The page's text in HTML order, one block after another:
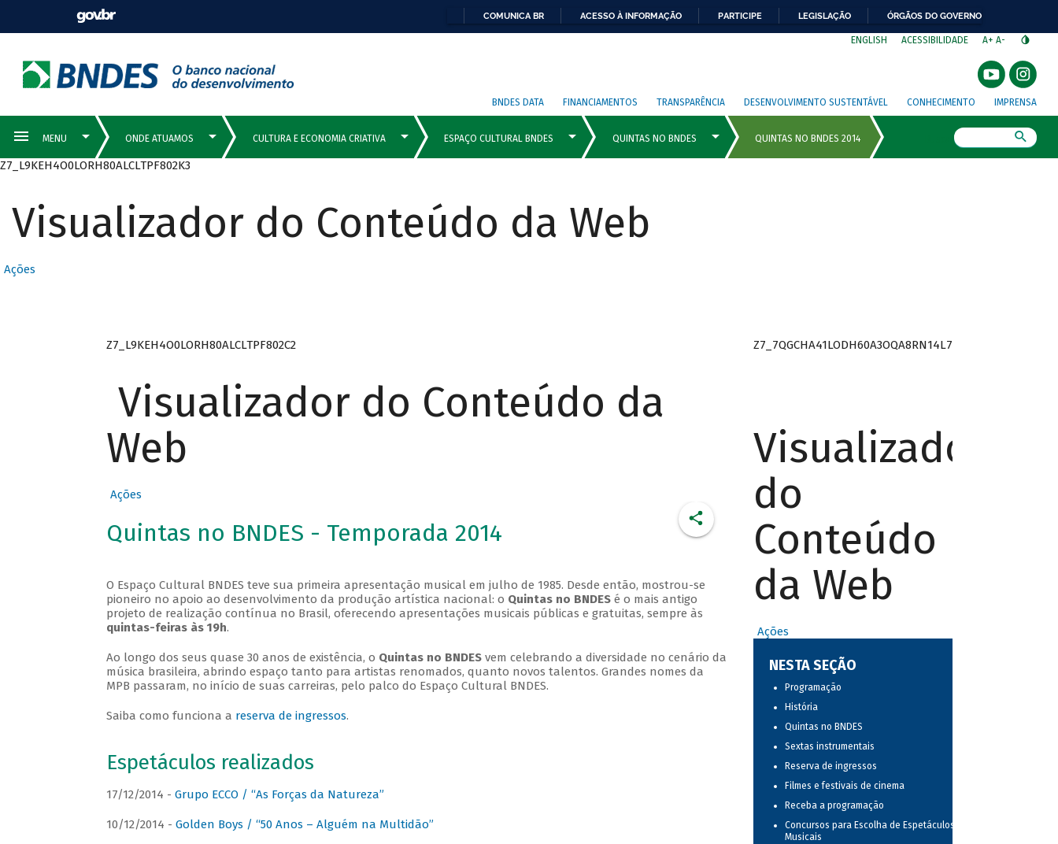
COMUNICA BR ACESSO À INFORMAÇÃO PARTICIPE LEGISLAÇÃO ÓRGÃOS DO GOVERNO
ENGLISH ACESSIBILIDADE A+ A-
BNDES DATA FINANCIAMENTOS TRANSPARÊNCIA DESENVOLVIMENTO SUSTENTÁVEL CONHECIMENTO IMPRENSA
Z7_L9KEH4O0LORH80ALCLTPF802K3
Visualizador do Conteúdo da Web
Ações
Z7_L9KEH4O0LORH80ALCLTPF802C2
Visualizador do Conteúdo da
Web
Ações
Quintas no BNDES - Temporada 2014
O Espaço Cultural BNDES teve sua primeira apresentação musical em julho de 1985. Desde então, mostrou-se
pioneiro no apoio ao desenvolvimento da produção artística nacional: o Quintas no BNDESé o mais antigo
projeto de realização contínua no Brasil, oferecendo apresentações musicais públicas e gratuitas, sempre às
quintas-feiras às 19h.
Ao longo dos seus quase 30 anos de existência, o Quintas no BNDESvem celebrando a diversidade no cenário da
música brasileira, abrindo espaço tanto para artistas renomados, quanto novos talentos. Grandes nomes da
MPB passaram, no início de suas carreiras, pelo palco do Espaço Cultural BNDES.
Saiba como funciona a reserva de ingressos.
Espetáculos realizados
17/12/2014 - Grupo ECCO / “As Forças da Natureza”
10/12/2014 - Golden Boys / “50 Anos – Alguém na Multidão”
Z7_7QGCHA41LODH60A3OQA8RN14L7
Visualizador
do
Conteúdo
da Web
Ações
NESTA SEÇÃO
Programação
História
Quintas no BNDES
Sextas instrumentais
Reserva de ingressos
Filmes e festivais de cinema
Receba a programação
Concursos para Escolha de Espetáculos
Musicais